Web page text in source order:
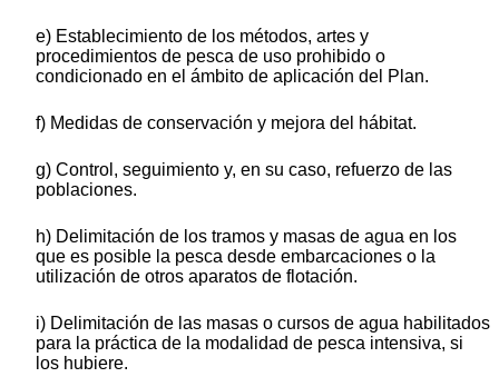
e) Establecimiento de los métodos, artes y
procedimientos de pesca de uso prohibido o
condicionado en el ámbito de aplicación del Plan.
f) Medidas de conservación y mejora del hábitat.
g) Control, seguimiento y, en su caso, refuerzo de las
poblaciones.
h) Delimitación de los tramos y masas de agua en los
que es posible la pesca desde embarcaciones o la
utilización de otros aparatos de flotación.
i) Delimitación de las masas o cursos de agua habilitados
para la práctica de la modalidad de pesca intensiva, si
los hubiere.